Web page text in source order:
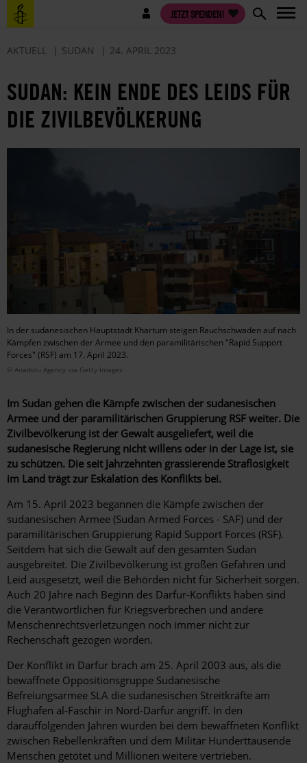
Direkt
zum
Benutzermenü JETZT SPENDEN!
AKTUELL SUDAN 24. APRIL 2023
SUDAN: KEIN ENDE DES LEIDS FÜR
DIE ZIVILBEVÖLKERUNG
In der sudanesischen Hauptstadt Khartum steigen Rauchschwaden auf nach
Kämpfen zwischen der Armee und den paramilitärischen "Rapid Support
Forces" (RSF) am 17. April 2023.
© Anadolu Agency via Getty Images
Im Sudan gehen die Kämpfe zwischen der sudanesischen
Armee und der paramilitärischen Gruppierung RSF weiter. Die
Zivilbevölkerung ist der Gewalt ausgeliefert, weil die
sudanesische Regierung nicht willens oder in der Lage ist, sie
zu schützen. Die seit Jahrzehnten grassierende Straflosigkeit
im Land trägt zur Eskalation des Konflikts bei.
Am 15. April 2023 begannen die Kämpfe zwischen der
sudanesischen Armee (Sudan Armed Forces - SAF) und der
paramilitärischen Gruppierung Rapid Support Forces (RSF).
Seitdem hat sich die Gewalt auf den gesamten Sudan
ausgebreitet. Die Zivilbevölkerung ist großen Gefahren und
Leid ausgesetzt, weil die Behörden nicht für Sicherheit sorgen.
Auch 20 Jahre nach Beginn des Darfur-Konflikts haben sind
die Verantwortlichen für Kriegsverbrechen und andere
Menschenrechtsverletzungen noch immer nicht zur
Rechenschaft gezogen worden.
Der Konflikt in Darfur brach am 25. April 2003 aus, als die
bewaffnete Oppositionsgruppe Sudanesische
Befreiungsarmee SLA die sudanesischen Streitkräfte am
Flughafen al-Faschir in Nord-Darfur angriff. In den
darauffolgenden Jahren wurden bei dem bewaffneten Konflikt
zwischen Rebellenkräften und dem Militär Hunderttausende
Menschen getötet und Millionen weitere vertrieben.